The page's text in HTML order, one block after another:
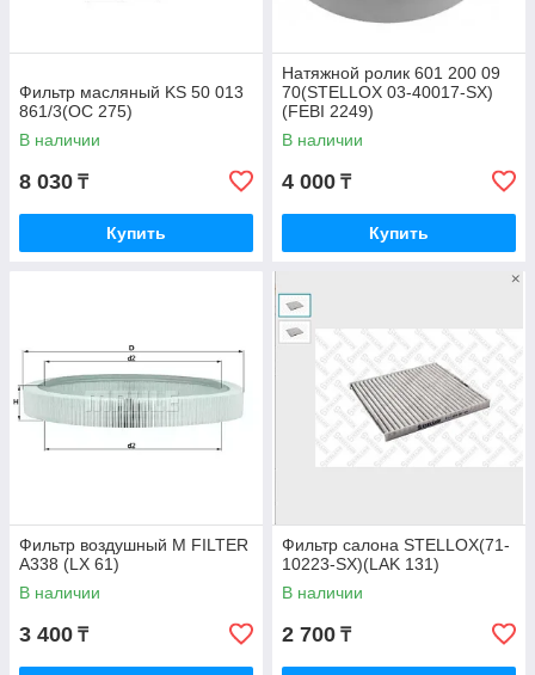
Фильтр масляный KS 50 013
861/3(OC 275)
В наличии
8 030 ₸
Купить
Натяжной ролик 601 200 09
70(STELLOX 03-40017-SX)
(FEBI 2249)
В наличии
4 000 ₸
Купить
Фильтр воздушный M FILTER
A338 (LX 61)
В наличии
3 400 ₸
Фильтр салона STELLOX(71-
10223-SX)(LAK 131)
В наличии
2 700 ₸